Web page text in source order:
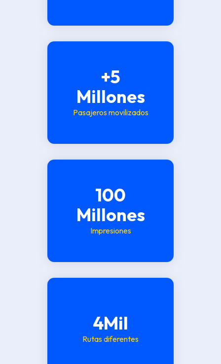
+5
Millones
Pasajeros movilizados
100
Millones
Impresiones
4Mil
Rutas diferentes